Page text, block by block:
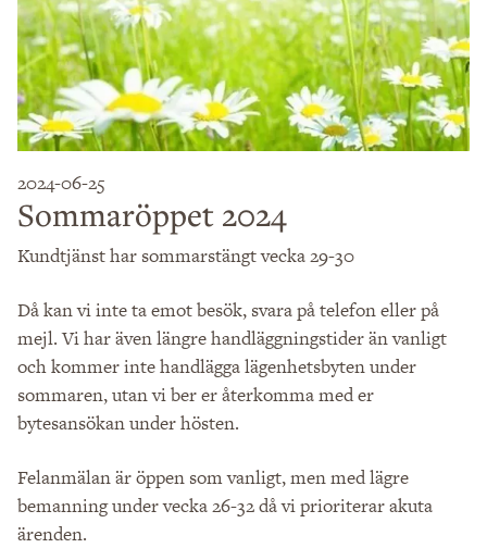
2024-06-25
Sommaröppet 2024
Kundtjänst har sommarstängt vecka 29-30
Då kan vi inte ta emot besök, svara på telefon eller på
mejl. Vi har även längre handläggningstider än vanligt
och kommer inte handlägga lägenhetsbyten under
sommaren, utan vi ber er återkomma med er
bytesansökan under hösten.
Felanmälan är öppen som vanligt, men med lägre
bemanning under vecka 26-32 då vi prioriterar akuta
ärenden.